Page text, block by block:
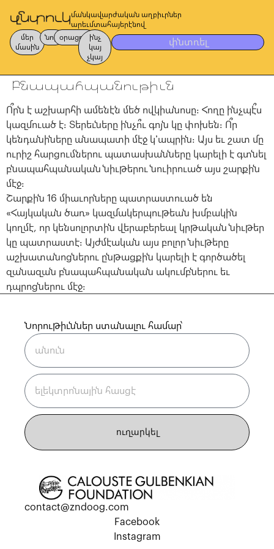
մանկավարժական աղբիւրներ
արեւմտահայերէնով
մեր
մասին
նոր օրացոյց
ինչ
կայ
չկայ
փնտռել
Բնապահպանութիւն
Ո՞րն է աշխարհի ամենէն մեծ ովկիանոսը։ Հողը ինչպէ՞ս
կազմուած է։ Տերեւները ինչո՞ւ գոյն կը փոխեն։ Ո՞ր
կենդանիները անապատի մէջ կ՚ապրին։ Այս եւ շատ մը
ուրիշ հարցումներու պատասխանները կարելի է գտնել
բնապահպանական նիւթերու նուիրուած այս շարքին
մէջ։
Շարքին 16 միաւորները պատրաստուած են
«Հայկական ծառ» կազմակերպութեան խմբակին
կողմէ, որ կենսոլորտին վերաբերեալ կրթական նիւթեր
կը պատրաստէ։ Այժմէական այս բոլոր նիւթերը
աշխատանոցներու ընթացքին կարելի է գործածել
զանազան բնապահպանական ակումբներու եւ
դպրոցներու մէջ։
Նորութիւններ ստանալու համար՝
ուղարկել
contact@zndoog.com
Facebook
Instagram